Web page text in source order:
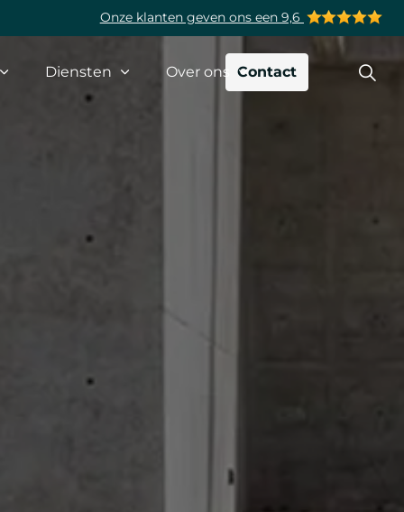
Onze klanten geven ons een 9,6
Diensten Over ons Contact